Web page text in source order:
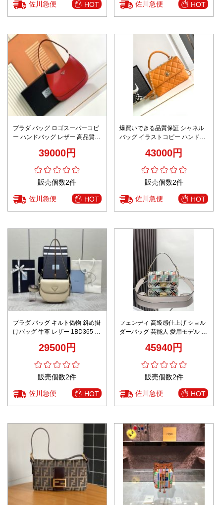
佐川急便 HOT 佐川急便 HOT
プラダ バッグ ロゴスーパーコピ
ー ハンドバッグ レザー 高品質
39000円
販売個数2件
佐川急便 HOT
爆買いできる品質保証 シャネル
バッグ イラストコピー ハンドバ
オレンジ色43000円
販売個数2件
佐川急便 HOT
プラダ バッグ キルト偽物 斜め掛
けバッグ 牛革 レザー 1BD365 杏
29500円
販売個数2件
佐川急便 HOT
フェンディ 高級感仕上げ ショル
ダーバッグ 芸能人 愛用モデル 高
ル仕様 即納対応45940円
販売個数2件
佐川急便 HOT